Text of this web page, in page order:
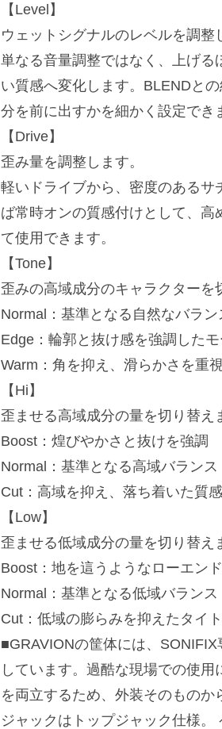
【Level】
ウェットシグナルのレベルを調整
単なる音量調整ではなく、上げ
い質感へ変化します。BLENDと
分を前に出すかを細かく設定でき
【Drive】
歪み量を調整します。
軽いドライブから、密度のある
ば常時オンの質感付けとして、
て使用できます。
【Tone】
歪みの高域成分のキャラクターを
Normal：基準となる自然なバラン
Edge：輪郭と抜け感を強調したモ
Warm：角を抑え、滑らかさを重
【Hi】
歪ませる高域成分の量を切り替え
Boost：煌びやかさと抜けを強調
Normal：基準となる高域バランス
Cut：高域を抑え、落ち着いた質
【Low】
歪ませる低域成分の量を切り替え
Boost：地を這うようなローエン
Normal：基準となる低域バランス
Cut：低域の膨らみを抑えたタイ
■GRAVIONの筐体には、
しています。過酷な現場での使
を両立するため、外装そのものか
ジャックはトップジャック仕様